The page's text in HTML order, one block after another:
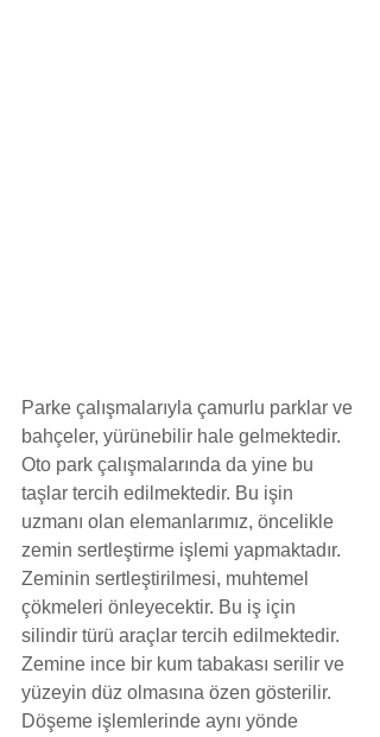
Parke çalışmalarıyla çamurlu parklar ve
bahçeler, yürünebilir hale gelmektedir.
Oto park çalışmalarında da yine bu
taşlar tercih edilmektedir. Bu işin
uzmanı olan elemanlarımız, öncelikle
zemin sertleştirme işlemi yapmaktadır.
Zeminin sertleştirilmesi, muhtemel
çökmeleri önleyecektir. Bu iş için
silindir türü araçlar tercih edilmektedir.
Zemine ince bir kum tabakası serilir ve
yüzeyin düz olmasına özen gösterilir.
Döşeme işlemlerinde aynı yönde